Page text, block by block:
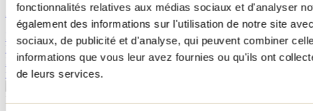
fonctionnalités relatives aux médias sociaux et d'analyser
également des informations sur l'utilisation de notre site
sociaux, de publicité et d'analyse, qui peuvent combiner
informations que vous leur avez fournies ou qu'ils ont
de leurs services.
24 septembre 2025Par : Tourisme Lanaudière
Découvre les meilleures activités d’Halloween dans Lanaudière :
labyrinthes hantés, citrouilles, décorations et expériences familiales à
la fois festives et effrayantes. Amusement garanti pour petits
monstres et grands courageux!
Besoin d'information?